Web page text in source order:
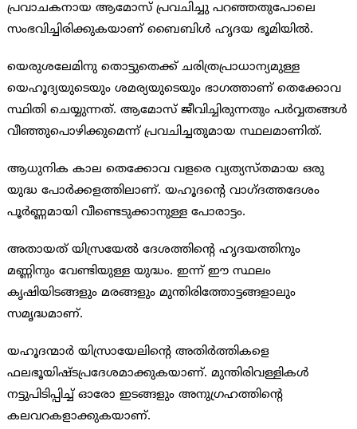
പ്രവാചകനായ ആമോസ് പ്രവചിച്ചു പറഞ്ഞതുപോലെ
സംഭവിച്ചിരിക്കുകയാണ് ബൈബിള്‍ ഹൃദയ ഭൂമിയില്‍.
യെരുശലേമിനു തൊട്ടുതെക്ക് ചരിത്രപ്രാധാന്യമുള്ള
യെഹൂദ്യയുടെയും ശമര്യയുടെയും ഭാഗത്താണ് തെക്കോവ
സ്ഥിതി ചെയ്യുന്നത്. ആമോസ് ജീവിച്ചിരുന്നതും പര്‍വ്വതങ്ങള്‍
വീഞ്ഞുപൊഴിക്കുമെന്ന് പ്രവചിച്ചതുമായ സ്ഥലമാണിത്.
ആധുനിക കാല തെക്കോവ വളരെ വ്യത്യസ്തമായ ഒരു
യുദ്ധ പോര്‍ക്കളത്തിലാണ്. യഹൂദന്റെ വാഗ്ദത്തദേശം
പൂര്‍ണ്ണമായി വീണ്ടെടുക്കാനുള്ള പോരാട്ടം.
അതായത് യിസ്രയേല്‍ ദേശത്തിന്റെ ഹൃദയത്തിനും
മണ്ണിനും വേണ്ടിയുള്ള യുദ്ധം. ഇന്ന് ഈ സ്ഥലം
കൃഷിയിടങ്ങളും മരങ്ങളും മുന്തിരിത്തോട്ടങ്ങളാലും
സമൃദ്ധമാണ്.
യഹൂദന്മാര്‍ യിസ്രായേലിന്റെ അതിര്‍ത്തികളെ
ഫലഭൂയിഷ്ടപ്രദേശമാക്കുകയാണ്. മുന്തിരിവള്ളികള്‍
നട്ടുപിടിപ്പിച്ച് ഓരോ ഇടങ്ങളും അനുഗ്രഹത്തിന്റെ
കലവറകളാക്കുകയാണ്.